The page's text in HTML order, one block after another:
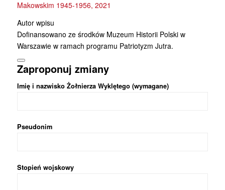
Makowskim 1945-1956, 2021
Autor wpisu
Dofinansowano ze środków Muzeum Historii Polski w
Warszawie w ramach programu Patriotyzm Jutra.
Zaproponuj zmiany
Imię i nazwisko Żołnierza Wyklętego (wymagane)
Pseudonim
Stopień wojskowy